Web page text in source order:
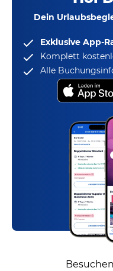
Dein
Exklusive App-
Komplett
Alle